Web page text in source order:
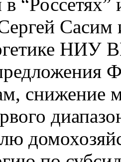
Сасим
НИУ
снижение